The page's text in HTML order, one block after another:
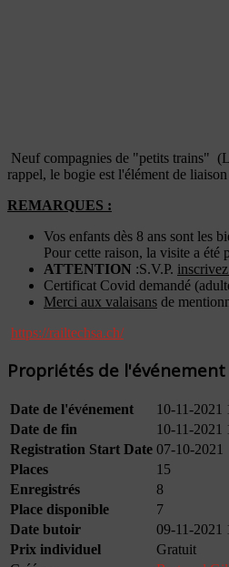
Neuf compagnies de "petits trains"
rappel, le bogie est l'élément de
REMARQUES :
Vos enfants dès 8 ans sont les
Pour cette raison, la visite a
ATTENTION :S.V.P.
Certificat Covid demandé
Merci aux valaisans de
https://railtechsa.ch/
Propriétés de l'événement
Date de l'événement
10-11-2021
Date de fin
10-11-2021
Registration Start Date 07-10-2021
Places
15
Enregistrés
8
Place disponible
7
Date butoir
09-11-2021
Prix individuel
Gratuit